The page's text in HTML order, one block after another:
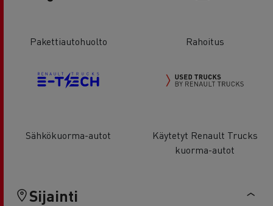
Pakettiautohuolto Rahoitus
Sähkökuorma-autot
Käytetyt Renault Trucks
kuorma-autot
Sijainti